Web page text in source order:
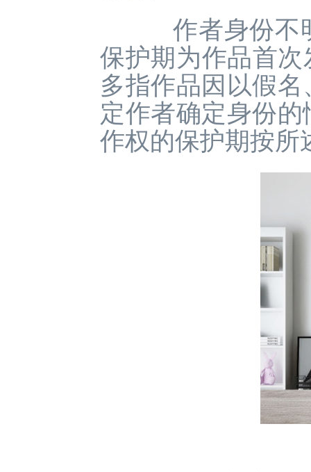
作者身份不明
保护期为作品首次
多指作品因以假
定作者确定身份
作权的保护期按所